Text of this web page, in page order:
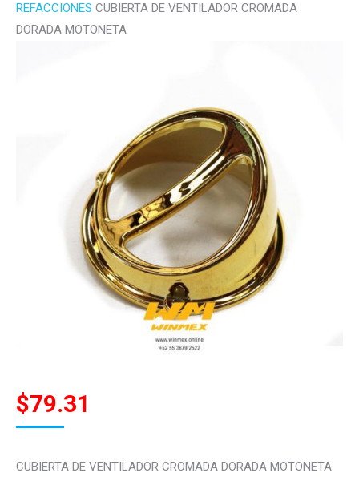
REFACCIONES CUBIERTA DE VENTILADOR CROMADA
DORADA MOTONETA
$79.31
CUBIERTA DE VENTILADOR CROMADA DORADA MOTONETA